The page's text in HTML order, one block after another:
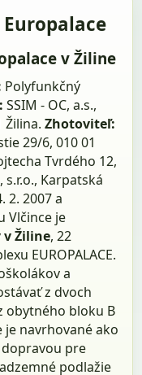
v Žiline
Polyfunkčný
SSIM - OC, a.s.,
Žilina.Zhotoviteľ:
29/6, 010 01
Tvrdého 12,
s.r.o., Karpatská
2. 2007 a
Vlčince je
v Žiline, 22
EUROPALACE.
a
z dvoch
obytného bloku B
je navrhované ako
pre
podlažie